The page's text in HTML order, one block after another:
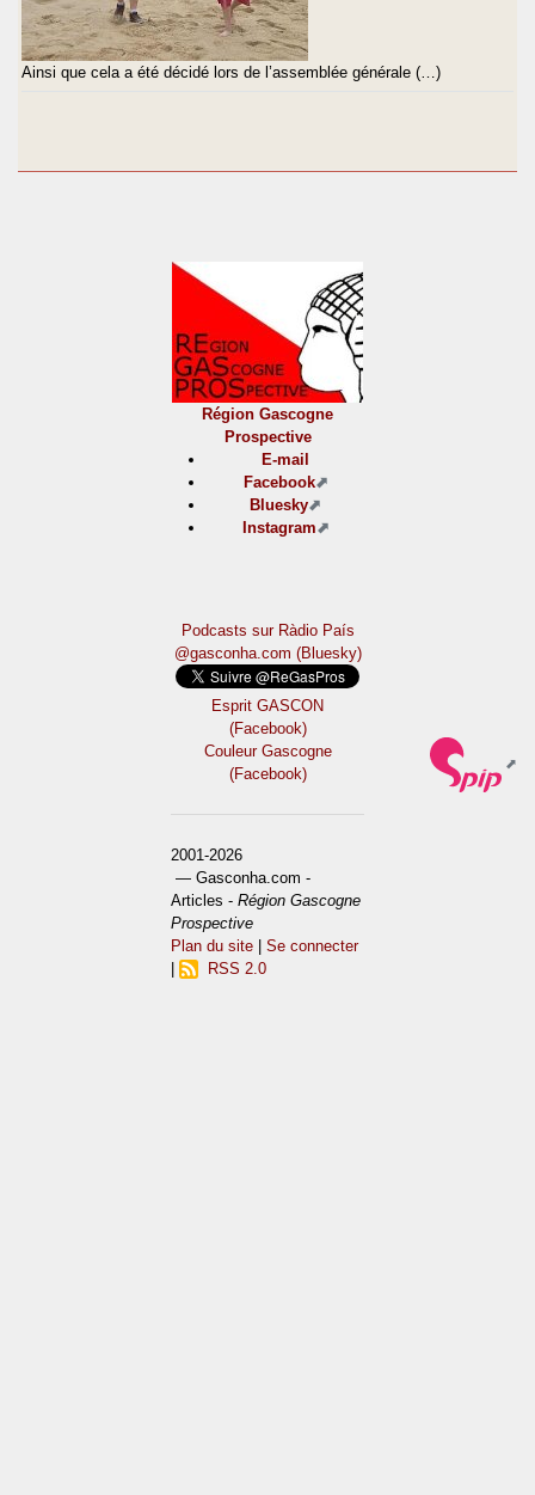
Ainsi que cela a été décidé lors de l’assemblée générale (…)
Région Gascogne
Prospective
E-mail
Facebook
Bluesky
Instagram
Podcasts sur Ràdio País
@gasconha.com (Bluesky)
Esprit GASCON
(Facebook)
Couleur Gascogne
(Facebook)
2001-2026
— Gasconha.com -
Articles -Région Gascogne
Prospective
Plan du site |Se connecter
RSS 2.0